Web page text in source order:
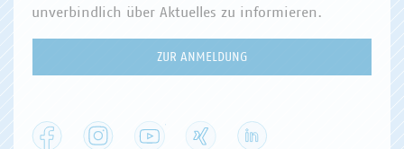
unverbindlich über Aktuelles zu informieren.
ZUR ANMELDUNG
Facebook Instagram YouTube